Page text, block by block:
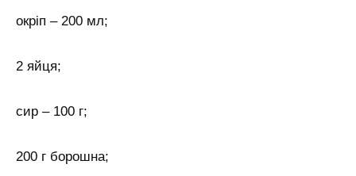
окріп – 200 мл;
2 яйця;
сир – 100 г;
200 г борошна;